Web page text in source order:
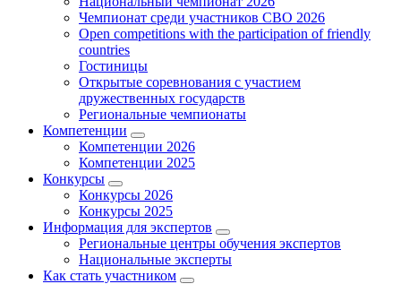
Чемпионат среди участников СВО 2026
Open competitions with the participation of friendly
countries
Гостиницы
Открытые соревнования с участием
дружественных государств
Региональные чемпионаты
Компетенции
Компетенции 2026
Компетенции 2025
Конкурсы
Конкурсы 2026
Конкурсы 2025
Информация для экспертов
Региональные центры обучения экспертов
Национальные эксперты
Как стать участником